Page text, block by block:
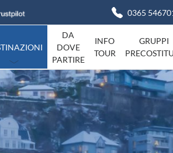
0365
Campania
Venezia-Giulia
Viaggi in
DA
DOVE
PARTIRE
INFO
TOUR
GRUPPI